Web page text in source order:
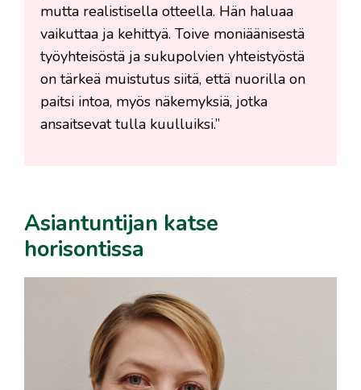
mutta realistisella otteella. Hän haluaa
vaikuttaa ja kehittyä. Toive moniäänisestä
työyhteisöstä ja sukupolvien yhteistyöstä
on tärkeä muistutus siitä, että nuorilla on
paitsi intoa, myös näkemyksiä, jotka
ansaitsevat tulla kuulluiksi.”
Asiantuntijan katse
horisontissa